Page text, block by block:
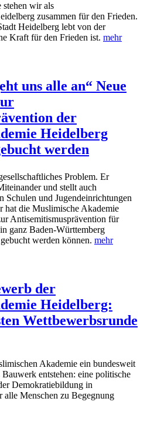
stehen wir als
zusammen für den Frieden.
Heidelberg lebt von der
Kraft für den Frieden ist. mehr
uns alle an“ Neue
der
Heidelberg
werden
Problem. Er
und stellt auch
Schulen und Jugendeinrichtungen
hat die Muslimische Akademie
Antisemitismusprävention für
ganz Baden-Württemberg
werden können. mehr
der
Heidelberg:
Wettbewerbsrunde
Akademie ein bundesweit
entstehen: eine politische
Demokratiebildung in
alle Menschen zu Begegnung